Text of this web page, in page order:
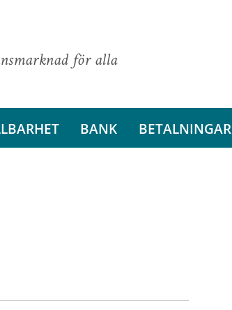
för alla
BANK BETALNINGAR